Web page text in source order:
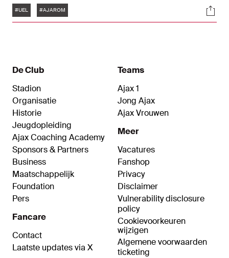
Tadic bij een 1-0-tussenstand scoorden de
Italianen snel tegen.
Tags
#UEL #AJAROM
De Club
Stadion
Organisatie
Historie
Jeugdopleiding
Ajax Coaching Academy
Sponsors & Partners
Business
Maatschappelijk
Foundation
Pers
Fancare
Contact
Laatste updates via X
Teams
Ajax 1
Jong Ajax
Ajax Vrouwen
Meer
Vacatures
Fanshop
Privacy
Disclaimer
Vulnerability disclosure
policy
Cookievoorkeuren
wijzigen
Algemene voorwaarden
ticketing